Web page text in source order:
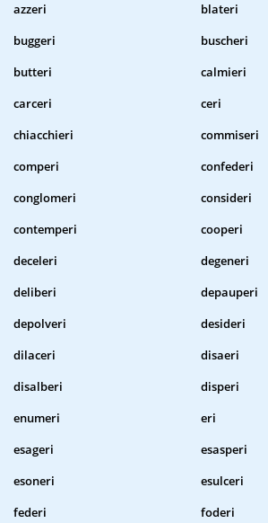
azzeri
blateri
buggeri
buscheri
butteri
calmieri
carceri
ceri
chiacchieri
commiseri
comperi
confederi
conglomeri
consideri
contemperi
cooperi
deceleri
degeneri
deliberi
depauperi
depolveri
desideri
dilaceri
disaeri
disalberi
disperi
enumeri
eri
esageri
esasperi
esoneri
esulceri
federi
foderi